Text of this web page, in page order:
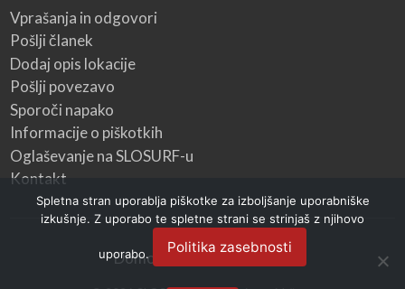
Vprašanja in odgovori
Pošlji članek
Dodaj opis lokacije
Pošlji povezavo
Sporoči napako
Informacije o piškotkih
Oglaševanje na SLOSURF-u
Kontakt
Domov Kategorije Blog
Spletna stran uporablja piškotke za izboljšanje uporabniške
izkušnje. Z uporabo te spletne strani se strinjaš z njihovo
uporabo. Politika zasebnosti